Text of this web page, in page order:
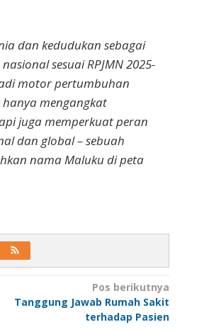
dan kedudukan sebagai
sesuai RPJMN 2025-
motor pertumbuhan
mengangkat
juga memperkuat peran
dan global – sebuah
nama Maluku di peta
Pos berikutnya
Tanggung Jawab Rumah Sakit
terhadap Pasien